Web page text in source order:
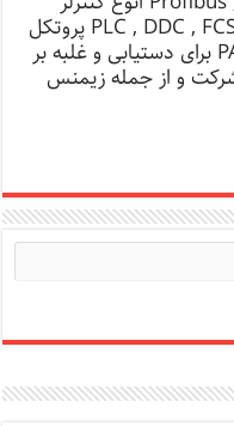
های صنعتی : PLC , DDC , FCS , APACS , SCADA پروتکل
Profibus در سه بخش PA,DP,FMS برای دستیابی و غلبه بر
و از جمله زیمنس